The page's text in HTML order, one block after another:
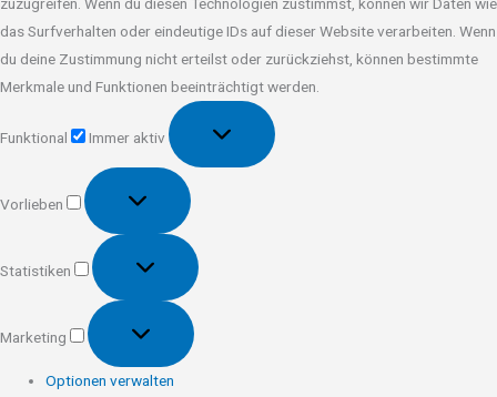
das Surfverhalten oder eindeutige IDs auf dieser Website verarbeiten. Wenn
du deine Zustimmung nicht erteilst oder zurückziehst, können bestimmte
Merkmale und Funktionen beeinträchtigt werden.
Funktional
Immer aktiv
Vorlieben
Vorlieben
Statistiken
Statistiken
Marketing
Marketing
Optionen verwalten